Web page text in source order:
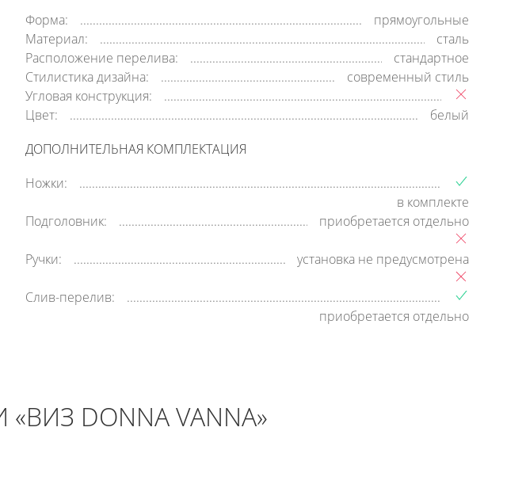
Форма:
прямоугольные
Материал:
сталь
Расположение перелива:
стандартное
Стилистика дизайна:
современный стиль
Угловая конструкция:
Цвет:
белый
ДОПОЛНИТЕЛЬНАЯ КОМПЛЕКТАЦИЯ
Ножки:
в комплекте
Подголовник:
приобретается отдельно
Ручки: установка не предусмотрена
Слив-перелив:
приобретается отдельно
DONNA VANNA»